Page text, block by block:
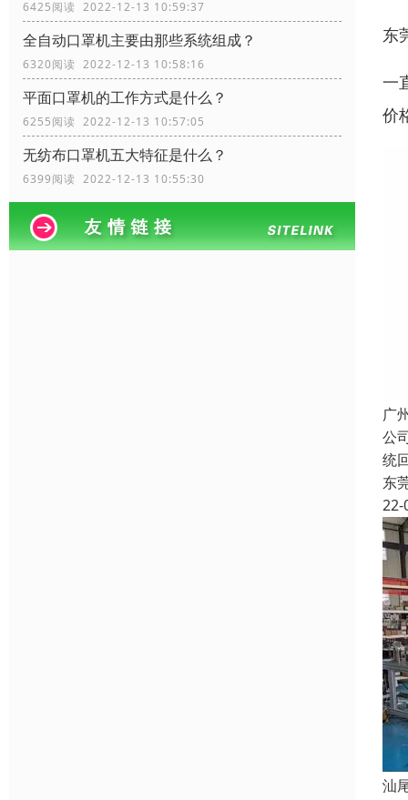
6425阅读 2022-12-13 10:59:37
全自动口罩机主要由那些系统组成？
6320阅读 2022-12-13 10:58:16
平面口罩机的工作方式是什么？
6255阅读 2022-12-13 10:57:05
无纺布口罩机五大特征是什么？
6399阅读 2022-12-13 10:55:30
东
一
价
广
公
统
东
22-
汕